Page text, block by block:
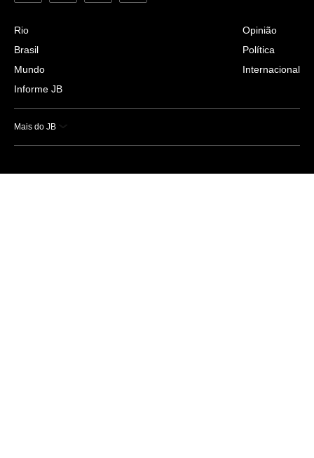
Rio
Brasil
Mundo
Informe JB
Opinião
Política
Internacional
Mais do JB
Esportes